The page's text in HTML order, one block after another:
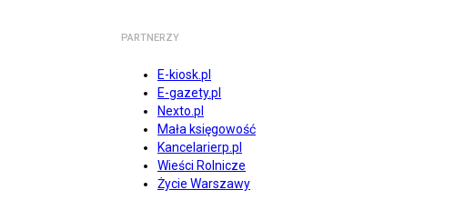
PARTNERZY
E-kiosk.pl
E-gazety.pl
Nexto.pl
Mała księgowość
Kancelarierp.pl
Wieści Rolnicze
Życie Warszawy